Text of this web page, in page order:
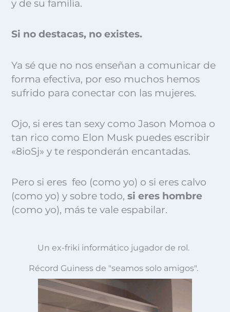
y de su familia.
Si no destacas, no existes.
Ya sé que no nos enseñan a comunicar de
forma efectiva, por eso muchos hemos
sufrido para conectar con las mujeres.
Ojo, si eres tan sexy como Jason Momoa o
tan rico como Elon Musk puedes escribir
«8ioSj» y te responderán encantadas.
Pero si eres feo (como yo) o si eres calvo
(como yo) y sobre todo,si eres hombre
(como yo), más te vale espabilar.
Un ex-friki informático jugador de rol.
Récord Guiness de "seamos solo amigos".